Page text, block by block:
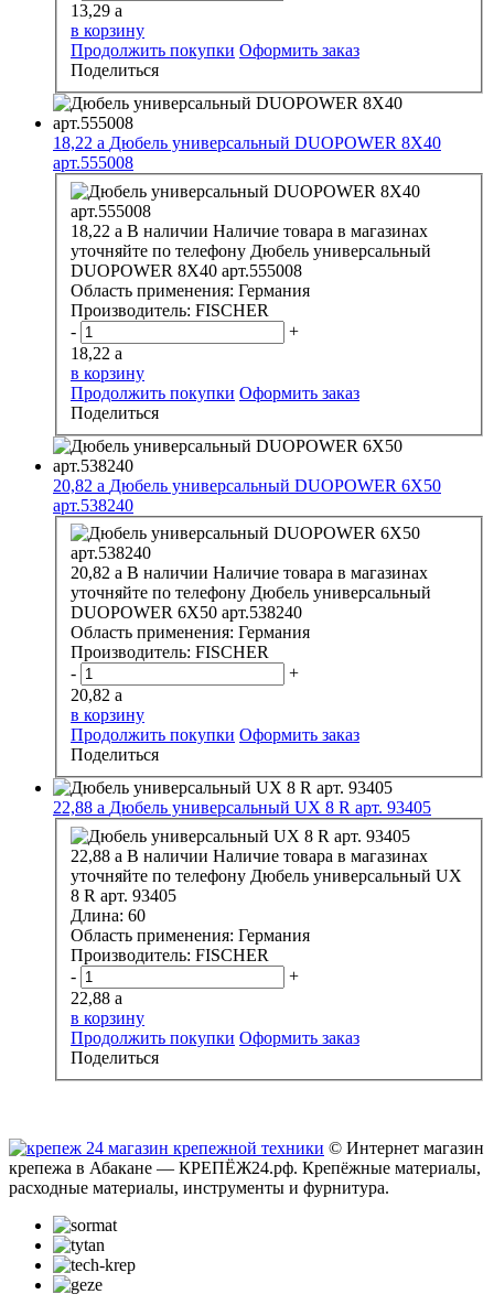
13,29 a
в корзину
Продолжить покупки Оформить заказ
Поделиться
18,22 a Дюбель универсальный DUOPOWER 8X40
арт.555008
18,22 a В наличии Наличие товара в магазинах
уточняйте по телефону Дюбель универсальный
DUOPOWER 8X40 арт.555008
Область применения: Германия
Производитель: FISCHER
-
+
18,22 a
в корзину
Продолжить покупки Оформить заказ
Поделиться
20,82 a Дюбель универсальный DUOPOWER 6X50
арт.538240
20,82 a В наличии Наличие товара в магазинах
уточняйте по телефону Дюбель универсальный
DUOPOWER 6X50 арт.538240
Область применения: Германия
Производитель: FISCHER
-
+
20,82 a
в корзину
Продолжить покупки Оформить заказ
Поделиться
22,88 a Дюбель универсальный UX 8 R арт. 93405
22,88 a В наличии Наличие товара в магазинах
уточняйте по телефону Дюбель универсальный UX
8 R арт. 93405
Длина: 60
Область применения: Германия
Производитель: FISCHER
-
+
22,88 a
в корзину
Продолжить покупки Оформить заказ
Поделиться
© Интернет магазин
крепежа в Абакане — КРЕПЁЖ24.рф. Крепёжные материалы,
расходные материалы, инструменты и фурнитура.